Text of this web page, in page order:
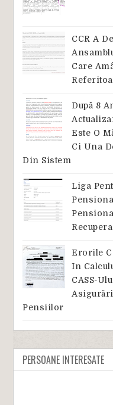
CCR A
Care
După 8
Este O
Ci Una
Din Sistem
Liga
Erorile
In
CASS-
Pensiilor
PERSOANE INTERESATE